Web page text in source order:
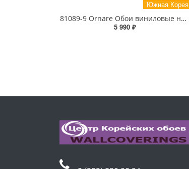
Южная Корея
81089-9 Ornare Обои виниловые на бумажной основе 1.06*15.5
5 990 ₽